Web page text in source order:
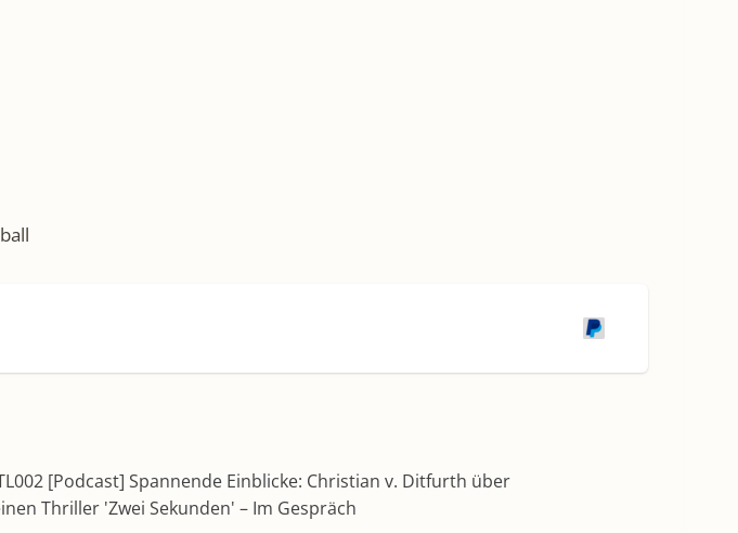
[Podcast] Spannende Einblicke: Christian v. Ditfurth über
Thriller 'Zwei Sekunden' – Im Gespräch